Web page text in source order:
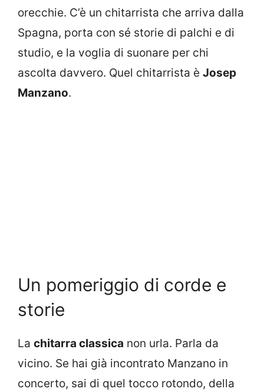
orecchie. C’è un chitarrista che arriva dalla
Spagna, porta con sé storie di palchi e di
studio, e la voglia di suonare per chi
ascolta davvero. Quel chitarrista è Josep
Manzano.
Un pomeriggio di corde e
storie
La chitarra classica non urla. Parla da
vicino. Se hai già incontrato Manzano in
concerto, sai di quel tocco rotondo, della